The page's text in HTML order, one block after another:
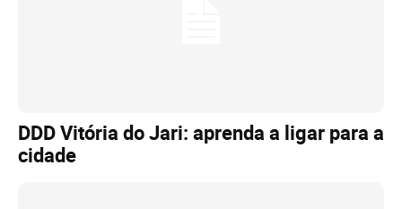
DDD Vitória do Jari: aprenda a ligar para a
cidade